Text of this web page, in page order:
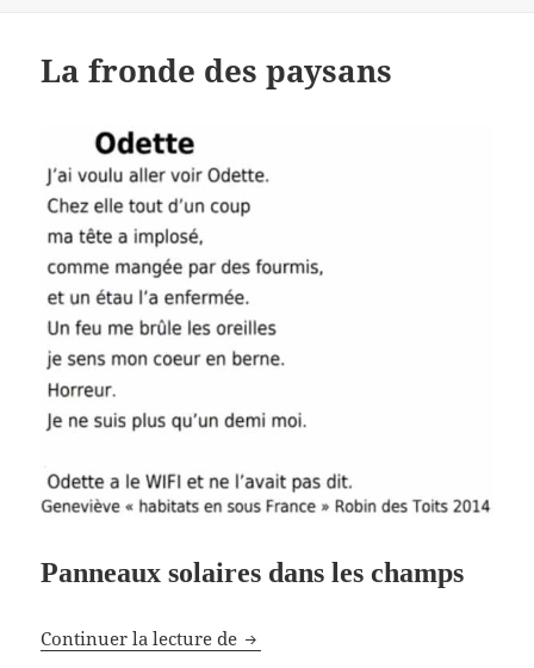
La fronde des paysans
Panneaux solaires dans les champs
Continuer la lecture de La fronde des paysans